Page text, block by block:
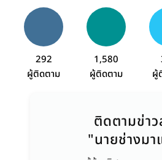
292
ผู้ติดตาม
1,580
ผู้ติดตาม
ผู้
ติดตามข่าว
"นายช่างมา